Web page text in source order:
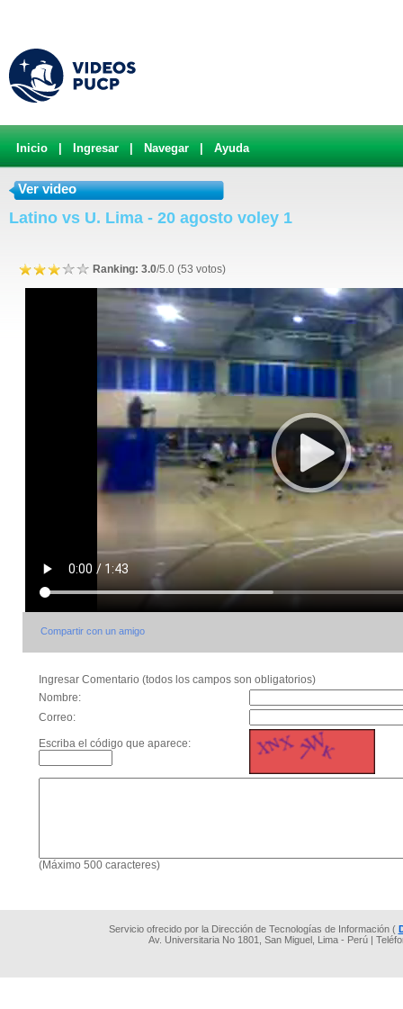
Inicio Ingresar Navegar Ayuda
Ver video
Latino vs U. Lima - 20 agosto voley 1
Ranking: 3.0/5.0 (53 votos)
Compartir con un amigo
Ingresar Comentario (todos los campos son obligatorios)
Nombre:
Correo:
Escriba el código que aparece:
(Máximo 500 caracteres)
Servicio ofrecido por la Dirección de Tecnologías de Información (
Av. Universitaria No 1801, San Miguel, Lima - Perú |